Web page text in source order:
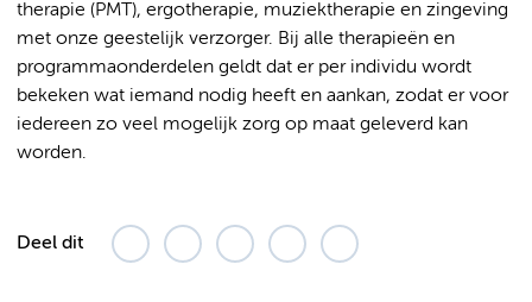
therapie (PMT), ergotherapie, muziektherapie en zingeving
met onze geestelijk verzorger. Bij alle therapieën en
programmaonderdelen geldt dat er per individu wordt
bekeken wat iemand nodig heeft en aankan, zodat er voor
iedereen zo veel mogelijk zorg op maat geleverd kan
worden.
Deel dit